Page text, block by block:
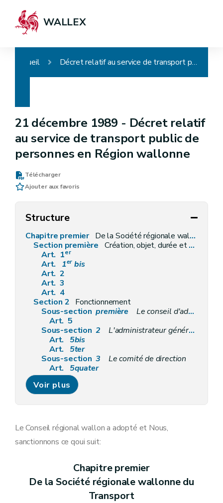
WALLEX
Accueil Décret relatif au service de transport public de personnes en Région wallonne
21 décembre 1989 - Décret relatif
au service de transport public de
personnes en Région wallonne
Télécharger
Ajouter aux favoris
Structure
Chapitre premier De la Société régionale wallonne du Transport
Section première Création, objet, durée et capital
Art. 1er
Art. 1er bis
Art. 2
Art. 3
Art. 4
Section 2 Fonctionnement
Sous-sectionpremière
Le conseil d'administration
Art. 5
Sous-section2
L'administrateur général et l'administrateur général adjoint
Art.
5bis
Art.
5ter
Sous-section3
Le comité de direction
Art.
5quater
Sous-section
Art.5quinquies
Art.5sexies
Sous-section6
Le change manager
Art.
Sous-section7
Sous-section 8
Des dispositions diverses
Art. 6
Art. 7
Voir plus
Le Conseil régional wallon a adopté et Nous,
sanctionnons ce qoui suit:
Chapitre premier
De la Société régionale wallonne du
Transport